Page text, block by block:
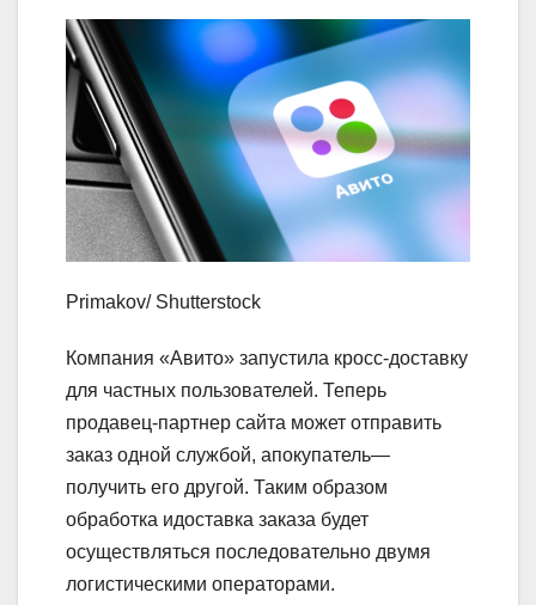
Primakov/ Shutterstock
Компания «Авито» запустила кросс-доставку
для частных пользователей. Теперь
продавец-партнер сайта может отправить
заказ одной службой, апокупатель—
получить его другой. Таким образом
обработка идоставка заказа будет
осуществляться последовательно двумя
логистическими операторами.